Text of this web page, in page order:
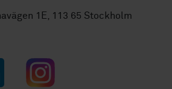
1E, 113 65 Stockholm
Instagram